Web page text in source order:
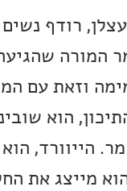
רודף
המורה
וזאת עם
הוא
הייוורד,
מייצג את